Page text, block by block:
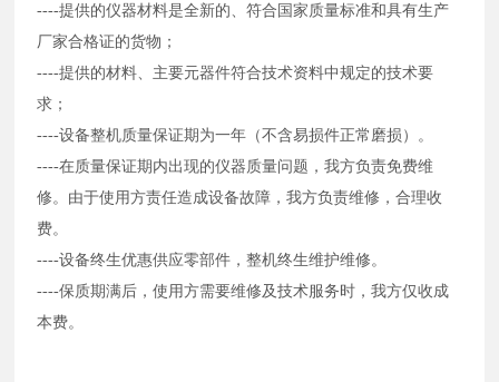
----提供的仪器材料是全新的、符合国家质量标准和具有生产
厂家合格证的货物；
----提供的材料、主要元器件符合技术资料中规定的技术要
求；
----设备整机质量保证期为一年（不含易损件正常磨损）。
----在质量保证期内出现的仪器质量问题，我方负责免费维
修。由于使用方责任造成设备故障，我方负责维修，合理收
费。
----设备终生优惠供应零部件，整机终生维护维修。
----保质期满后，使用方需要维修及技术服务时，我方仅收成
本费。